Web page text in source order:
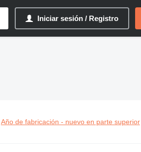
Iniciar sesión / Registro
Año de fabricación - nuevo en parte superior